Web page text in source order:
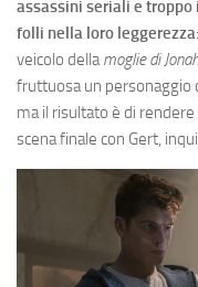
assassini seriali e
folli nella loro leggerezza
veicolo dellamoglie di Jonah
fruttuosa un personaggio
ma il risultato è di
scena finale con Gert,